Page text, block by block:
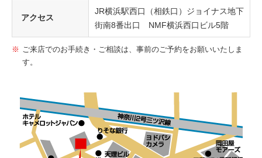
アクセス
JR横浜駅西口（相鉄口）ジョイナス地下
街南8番出口 NMF横浜西口ビル5階
ご来店でのお手続き・ご相談は、事前のご予約をお願いいたしま
す。